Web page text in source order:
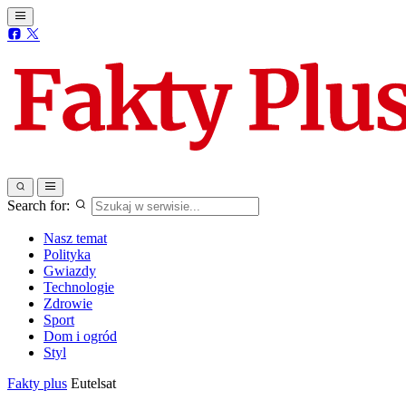
Search for:
Nasz temat
Polityka
Gwiazdy
Technologie
Zdrowie
Sport
Dom i ogród
Styl
Fakty plus Eutelsat